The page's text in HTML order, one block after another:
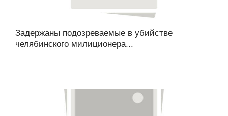
Задержаны подозреваемые в убийстве
челябинского милиционера...